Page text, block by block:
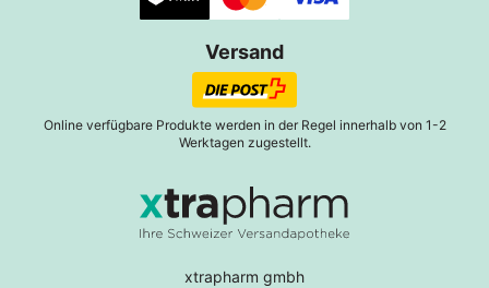
xtrapharm gmbh
Versand
Online verfügbare Produkte werden in der Regel innerhalb von 1-2
Werktagen zugestellt.